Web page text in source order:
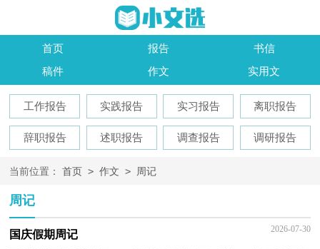
首页 报告
书信
稿件
作文 实用文
工作报告 实践报告 实习报告 离职报告
辞职报告 述职报告 调查报告 调研报告
当前位置： 首页 > 作文 > 周记
周记
国庆假期周记 2026-07-30